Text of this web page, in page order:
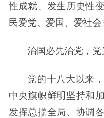
性成就、发生历史性
民爱党、爱国、爱社会
治国必先治党，党
党的十八大以来
中央旗帜鲜明坚持和
发挥总揽全局、协调